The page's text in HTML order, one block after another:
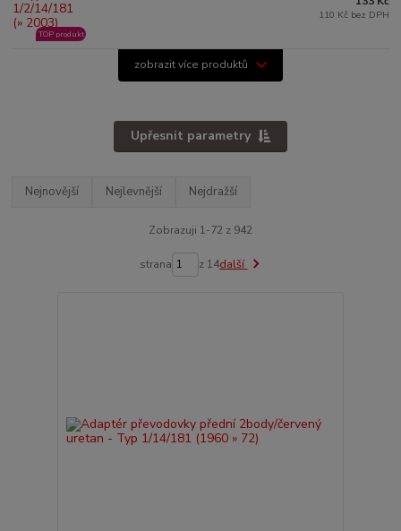
TOP produkt
110 Kč bez DPH
zobrazit více produktů
Upřesnit parametry
Nejnovější Nejlevnější Nejdražší
Zobrazuji 1-72 z 942
strana z 14další